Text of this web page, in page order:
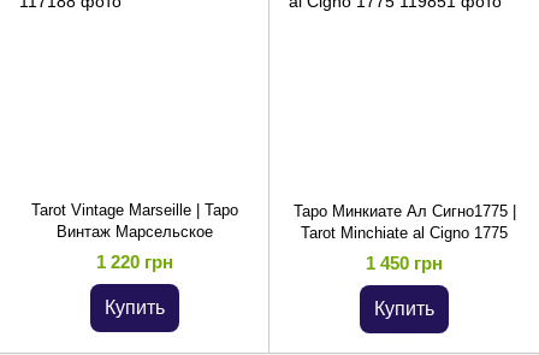
Tarot Vintage Marseille | Таро
Винтаж Марсельское
1 220 грн
Купить
Таро Минкиате Ал Сигно1775 |
Tarot Minchiate al Cigno 1775
1 450 грн
Купить